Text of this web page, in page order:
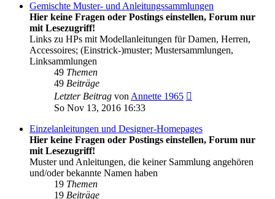
Gemischte Muster- und Anleitungssammlungen
Hier keine Fragen oder Postings einstellen, Forum nur
mit Lesezugriff!
Links zu HPs mit Modellanleitungen für Damen, Herren,
Accessoires; (Einstrick-)muster; Mustersammlungen,
Linksammlungen
49 Themen
49 Beiträge
Letzter Beitrag vonAnnette 1965
So Nov 13, 2016 16:33
Einzelanleitungen und Designer-Homepages
Hier keine Fragen oder Postings einstellen, Forum nur
mit Lesezugriff!
Muster und Anleitungen, die keiner Sammlung angehören
und/oder bekannte Namen haben
19 Themen
19 Beiträge